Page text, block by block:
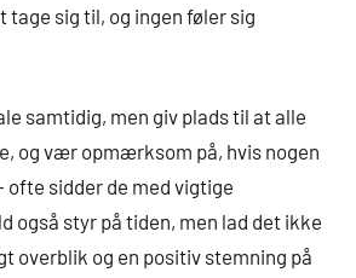
tage sig til, og ingen føler sig
samtidig, men giv plads til at alle
og vær opmærksom på, hvis nogen
ofte sidder de med vigtige
også styr på tiden, men lad det ikke
overblik og en positiv stemning på